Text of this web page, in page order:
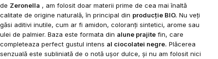
de Zeronella , am folosit doar materii prime de cea mai înaltă
calitate de origine naturală, în principal din producție BIO. Nu veți
găsi aditivi inutile, cum ar fi amidon, coloranți sintetici, arome sau
ulei de palmier. Baza este formata din alune prajite fin, care
completeaza perfect gustul intens al ciocolatei negre. Plăcerea
senzuală este subliniată de o notă ușor dulce, și nu am folosit nici